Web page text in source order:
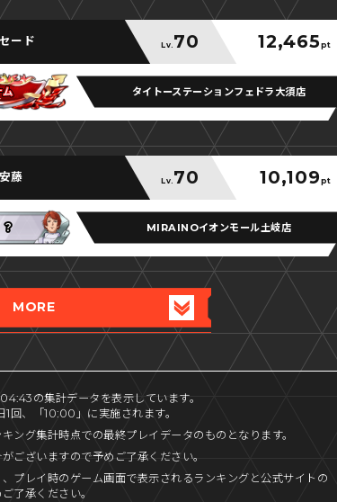
セード Lv. 70 12,465 pt
ム
ム
ム タイトーステーションフェドラ大須店
安藤 Lv. 70 10,109 pt
？
？
？ MIRAINOイオンモール土岐店
MORE
の集計データを表示しています。
回、「10:00」に実施されます。
グ集計時点での最終プレイデータのものとなります。
ございますので予めご了承ください。
プレイ時のゲーム画面で表示されるランキングと公式サイトの
了承ください。